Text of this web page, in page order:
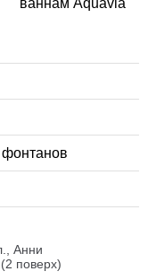
фонтанов
Анни
поверх)